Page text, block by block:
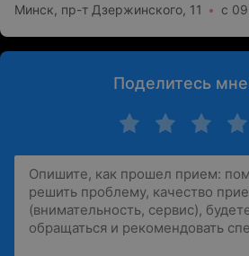
Минск, пр-т Дзержинского, 11 с
Поделитесь